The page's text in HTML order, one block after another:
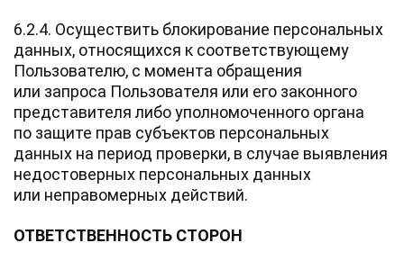
6.2.4. Осуществить блокирование персональных
данных, относящихся к соответствующему
Пользователю, с момента обращения
или запроса Пользователя или его законного
представителя либо уполномоченного органа
по защите прав субъектов персональных
данных на период проверки, в случае выявления
недостоверных персональных данных
или неправомерных действий.
ОТВЕТСТВЕННОСТЬ СТОРОН